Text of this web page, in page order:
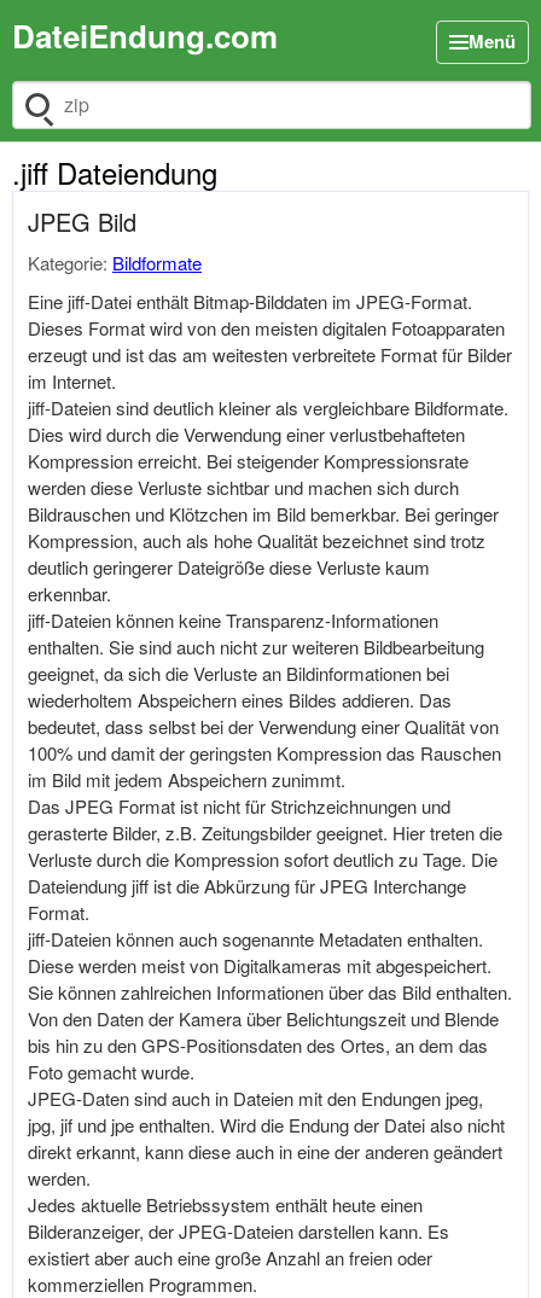
DateiEndung.com Menü
Dateiendung suchen
.jiff Dateiendung
JPEG Bild
Kategorie: Bildformate
Eine jiff-Datei enthält Bitmap-Bilddaten im JPEG-Format.
Dieses Format wird von den meisten digitalen Fotoapparaten
erzeugt und ist das am weitesten verbreitete Format für Bilder
im Internet.
jiff-Dateien sind deutlich kleiner als vergleichbare Bildformate.
Dies wird durch die Verwendung einer verlustbehafteten
Kompression erreicht. Bei steigender Kompressionsrate
werden diese Verluste sichtbar und machen sich durch
Bildrauschen und Klötzchen im Bild bemerkbar. Bei geringer
Kompression, auch als hohe Qualität bezeichnet sind trotz
deutlich geringerer Dateigröße diese Verluste kaum
erkennbar.
jiff-Dateien können keine Transparenz-Informationen
enthalten. Sie sind auch nicht zur weiteren Bildbearbeitung
geeignet, da sich die Verluste an Bildinformationen bei
wiederholtem Abspeichern eines Bildes addieren. Das
bedeutet, dass selbst bei der Verwendung einer Qualität von
100% und damit der geringsten Kompression das Rauschen
im Bild mit jedem Abspeichern zunimmt.
Das JPEG Format ist nicht für Strichzeichnungen und
gerasterte Bilder, z.B. Zeitungsbilder geeignet. Hier treten die
Verluste durch die Kompression sofort deutlich zu Tage. Die
Dateiendung jiff ist die Abkürzung für JPEG Interchange
Format.
jiff-Dateien können auch sogenannte Metadaten enthalten.
Diese werden meist von Digitalkameras mit abgespeichert.
Sie können zahlreichen Informationen über das Bild enthalten.
Von den Daten der Kamera über Belichtungszeit und Blende
bis hin zu den GPS-Positionsdaten des Ortes, an dem das
Foto gemacht wurde.
JPEG-Daten sind auch in Dateien mit den Endungen jpeg,
jpg, jif und jpe enthalten. Wird die Endung der Datei also nicht
direkt erkannt, kann diese auch in eine der anderen geändert
werden.
Jedes aktuelle Betriebssystem enthält heute einen
Bilderanzeiger, der JPEG-Dateien darstellen kann. Es
existiert aber auch eine große Anzahl an freien oder
kommerziellen Programmen.